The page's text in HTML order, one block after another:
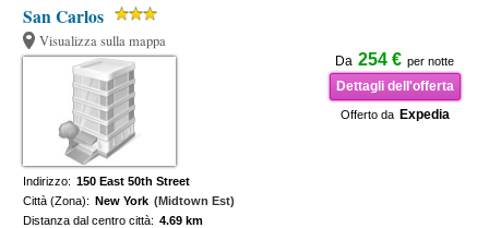
San Carlos
Visualizza sulla mappa
Da 254 € per notte
Dettagli dell'offerta
Offerto da Expedia
Indirizzo: 150 East 50th Street
Città (Zona): New York (Midtown Est)
Distanza dal centro città: 4.69 km